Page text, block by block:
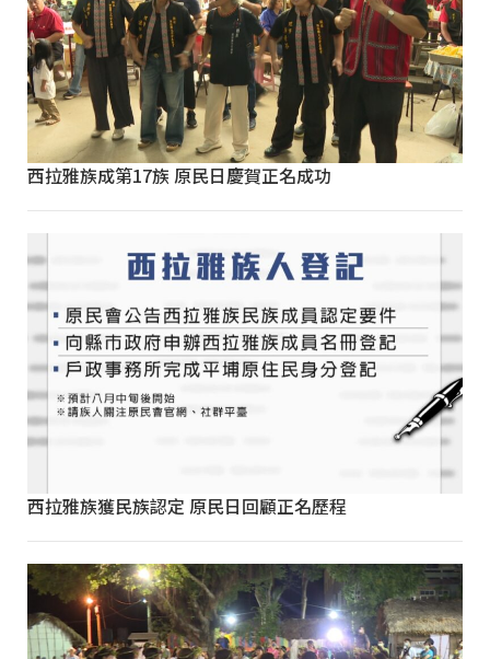
西拉雅族成第17族 原民日慶賀正名成功
西拉雅族獲民族認定 原民日回顧正名歷程